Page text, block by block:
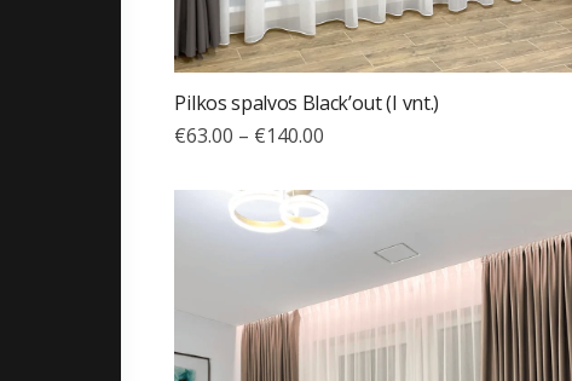
Pilkos spalvos Black’out (I vnt.)
€63.00 – €140.00